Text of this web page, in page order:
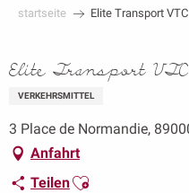
startseite Elite Transport VTC
Elite Transport VTC
VERKEHRSMITTEL
3 Place de Normandie,
Anfahrt
TeilenAjouter aux favoris